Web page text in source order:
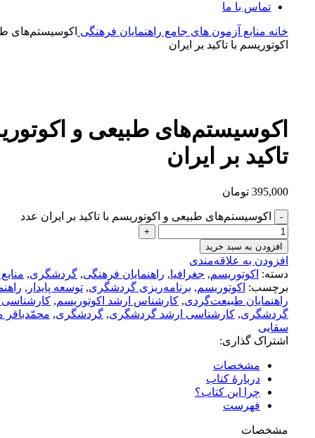
تماس با ما
خانه منابع آزمون های جامع راهنمایان فرهنگی اکو‌سیستم‌های
اکوتوریسم با تاکید بر ایران
اکو‌سیستم‌های طبیعی و
تاکید بر ایران
395,000 تومان
اکو‌سیستم‌های طبیعی و اکوتوریسم با تاکید بر ایران عدد
افزودن به سبد خرید
افزودن به علاقه‌مندی
دسته: اکوتوریسم, جغرافیا, راهنمایان فرهنگی, گردشگری,
برچسب: اکوتوریسم, برنامه‌ریزی گردشگری, توسعه پایدار ,
راهنمایان طبیعت‌گردی, کارشناس ارشد اکوتوریسم, کارشناسی
گردشگری, کارشناسی ارشد گردشگری, گردشگری,
سقایی
اشتراک گذاری:
مشخصات
دربارهٔ کتاب
چرا این کتاب؟
فهرست
مشخصات